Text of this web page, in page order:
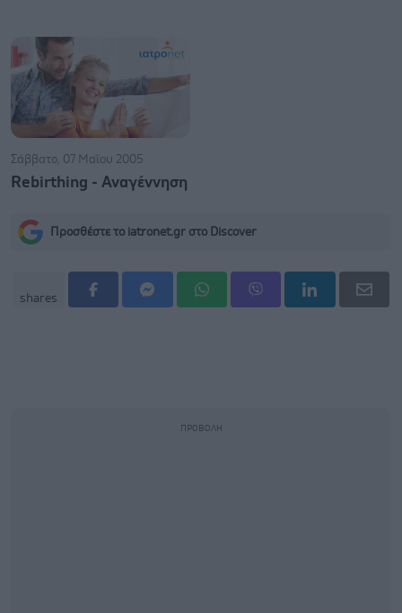
Σάββατο, 07 Μαΐου 2005
Rebirthing - Αναγέννηση
Προσθέστε το iatronet.gr στο Discover
shares